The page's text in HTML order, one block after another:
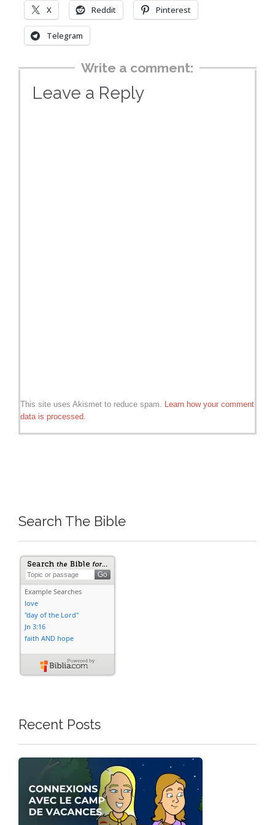
X Reddit Pinterest
Telegram
Write a comment:
Leave a Reply
This site uses Akismet to reduce spam. Learn how your comment
data is processed.
Search The Bible
Recent Posts